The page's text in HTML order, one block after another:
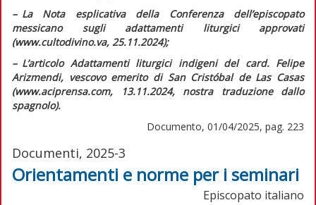
–La Nota esplicativa della Conferenza dell’episcopato
messicano sugli adattamenti liturgici approvati
(www.cultodivino.va, 25.11.2024);
–L’articolo Adattamenti liturgici indigenidel card. Felipe
Arizmendi, vescovo emerito di San Cristóbal de Las Casas
(www.aciprensa.com, 13.11.2024, nostra traduzione dallo
spagnolo).
Documento, 01/04/2025, pag. 223
Documenti, 2025-3
Orientamenti e norme per i seminari
Episcopato italiano